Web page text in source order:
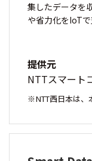
集したデータを
や省力化をIoTで
提供元
NTTスマート
NTT西日本は、